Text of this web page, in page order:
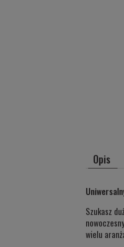
Opis
Szukasz
wielu